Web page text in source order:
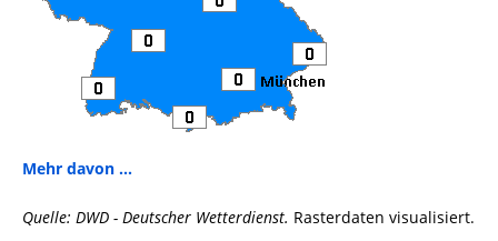
Mehr davon ...
Quelle: DWD - Deutscher Wetterdienst. Rasterdaten visualisiert.